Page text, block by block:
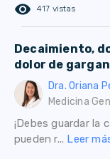
remove_red_eye 417 vistas
Decaimiento,
dolor de
Dra. Oriana
Medicina
¡Debes guardar la
pueden r... Leer